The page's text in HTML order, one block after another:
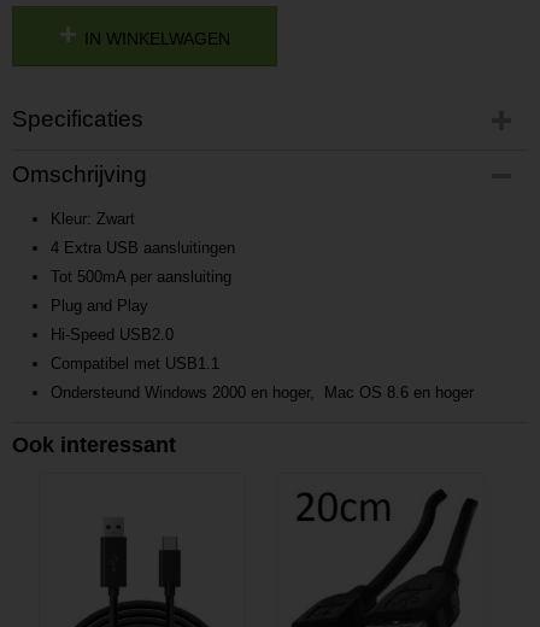
IN WINKELWAGEN
Specificaties
Productcode
P201108111423
Productcode leverancier
L201108111423
Omschrijving
Kleur: Zwart
4 Extra USB aansluitingen
Tot 500mA per aansluiting
Plug and Play
Hi-Speed USB2.0
Compatibel met USB1.1
Ondersteund Windows 2000 en hoger, Mac OS 8.6 en hoger
Ook interessant